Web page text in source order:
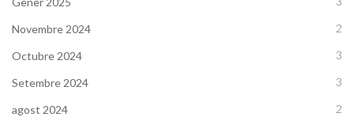
Novembre 2024 2
Octubre 2024 3
Setembre 2024 3
agost 2024 2